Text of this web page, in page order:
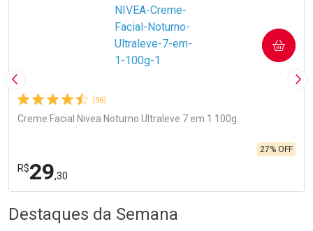
Imagem Anterior
(96)
Creme Facial Nivea Noturno Ultraleve 7 em 1 100g
R$29,30
27% OFF
COMPRAR
Laboratório
Destaques da Semana